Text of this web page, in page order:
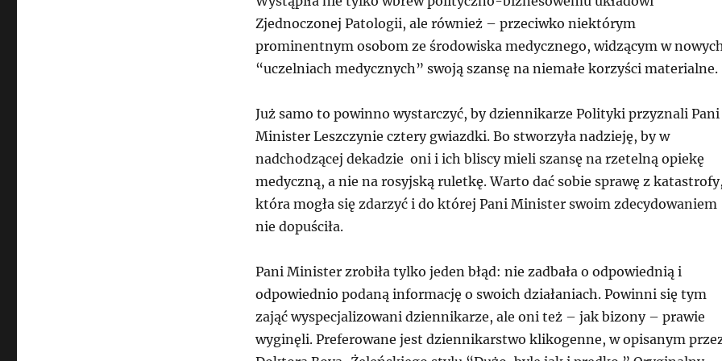
Zjednoczonej Patologii, ale również – przeciwko niektórym
prominentnym osobom ze środowiska medycznego, widzącym w
“uczelniach medycznych” swoją szansę na niemałe korzyści materialne.
Już samo to powinno wystarczyć, by dziennikarze Polityki przyznali Pani
Minister Leszczynie cztery gwiazdki. Bo stworzyła nadzieję, by w
nadchodzącej dekadzie oni i ich bliscy mieli szansę na rzetelną opiekę
medyczną, a nie na rosyjską ruletkę. Warto dać sobie sprawę z katastrofy,
która mogła się zdarzyć i do której Pani Minister swoim zdecydowaniem
nie dopuściła.
Pani Minister zrobiła tylko jeden błąd: nie zadbała o odpowiednią i
odpowiednio podaną informację o swoich działaniach. Powinni się tym
zająć wyspecjalizowani dziennikarze, ale oni też – jak bizony – prawie
wyginęli. Preferowane jest dziennikarstwo klikogenne, w opisanym